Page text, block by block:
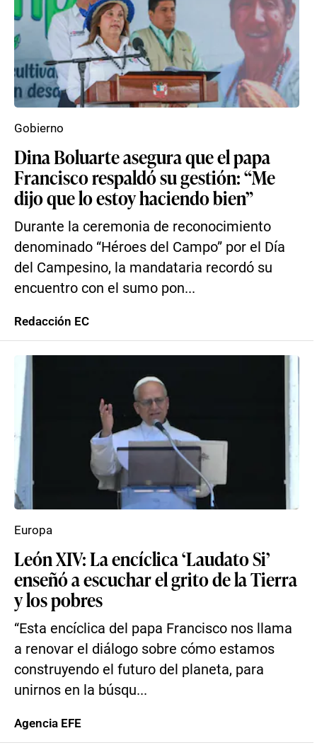
Dina Boluarte asegura que el papa
Francisco respaldó su gestión: “Me
dijo que lo estoy haciendo bien”
Durante la ceremonia de reconocimiento
denominado “Héroes del Campo” por el Día
del Campesino, la mandataria recordó su
encuentro con el sumo pon...
Gobierno
Redacción EC
León XIV: La encíclica ‘Laudato Si’
enseñó a escuchar el grito de la Tierra
y los pobres
“Esta encíclica del papa Francisco nos llama
a renovar el diálogo sobre cómo estamos
construyendo el futuro del planeta, para
unirnos en la búsqu...
Europa
Agencia EFE